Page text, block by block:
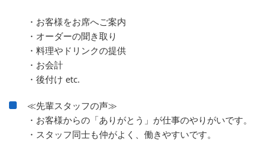
・お客様をお席へご案内
・オーダーの聞き取り
・料理やドリンクの提供
・お会計
・後付け etc.
≪先輩スタッフの声≫
・お客様からの「ありがとう」が仕事のやりがいです。
・スタッフ同士も仲がよく、働きやすいです。